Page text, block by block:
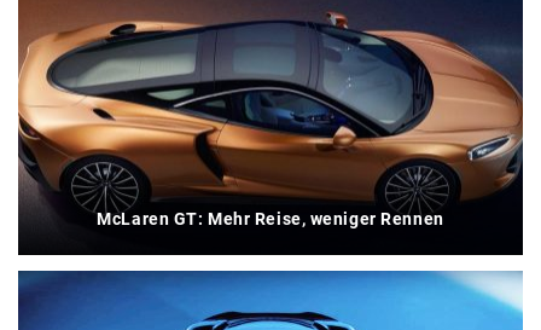
McLaren GT: Mehr Reise, weniger Rennen